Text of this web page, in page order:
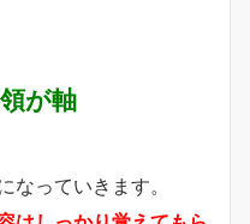
が軸
なっていきます。